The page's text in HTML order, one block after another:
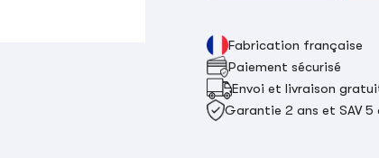
Fabrication française
Paiement sécurisé
Envoi et livraison
Garantie 2 ans et SAV 5